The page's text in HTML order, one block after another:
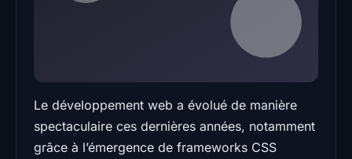
Le développement web a évolué de manière
spectaculaire ces dernières années, notamment
grâce à l’émergence de frameworks CSS